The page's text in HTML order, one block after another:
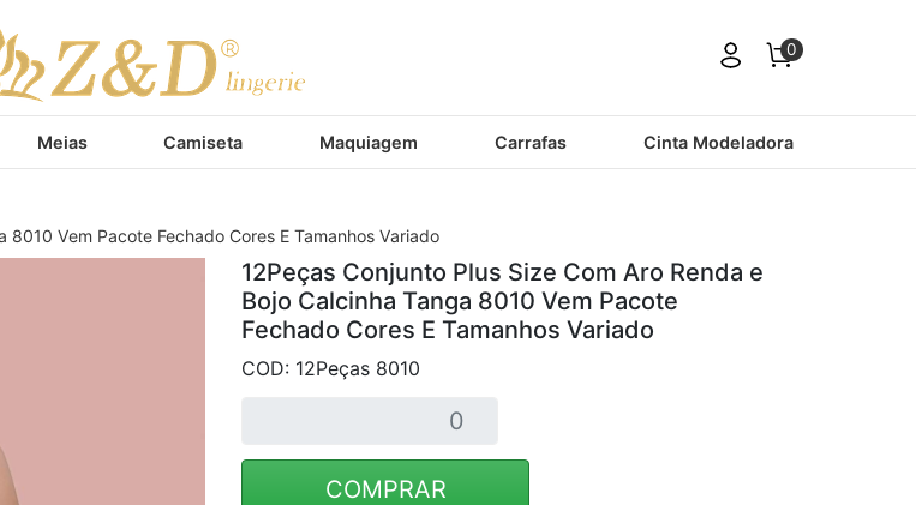
0
Meias Camiseta Maquiagem Carrafas Cinta Modeladora
Vem Pacote Fechado Cores E Tamanhos Variado
12Peças Conjunto Plus Size Com Aro Renda e
Bojo Calcinha Tanga 8010 Vem Pacote
Fechado Cores E Tamanhos Variado
COD: 12Peças 8010
COMPRAR